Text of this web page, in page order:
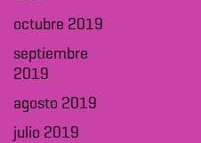
octubre 2019
septiembre
2019
agosto 2019
julio 2019